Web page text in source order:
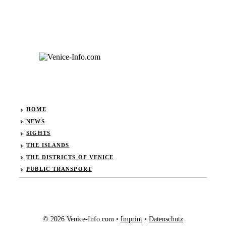
HOME
NEWS
SIGHTS
THE ISLANDS
THE DISTRICTS OF VENICE
PUBLIC TRANSPORT
© 2026 Venice-Info.com • Imprint • Datenschutz